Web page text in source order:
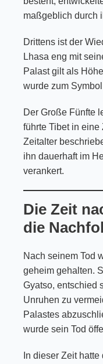
maßgeblich durch
Drittens ist der
Lhasa eng mit
Palast gilt als
wurde zum
Der Große Fünfte
führte Tibet in eine
Zeitalter
ihn dauerhaft im
verankert.
Die Zeit
die
Nach seinem Tod
geheim gehalten.
Gyatso, entschied
Unruhen zu
Palastes
wurde sein Tod
In dieser Zeit